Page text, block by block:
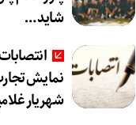
شاید …
نمایش
شهریار